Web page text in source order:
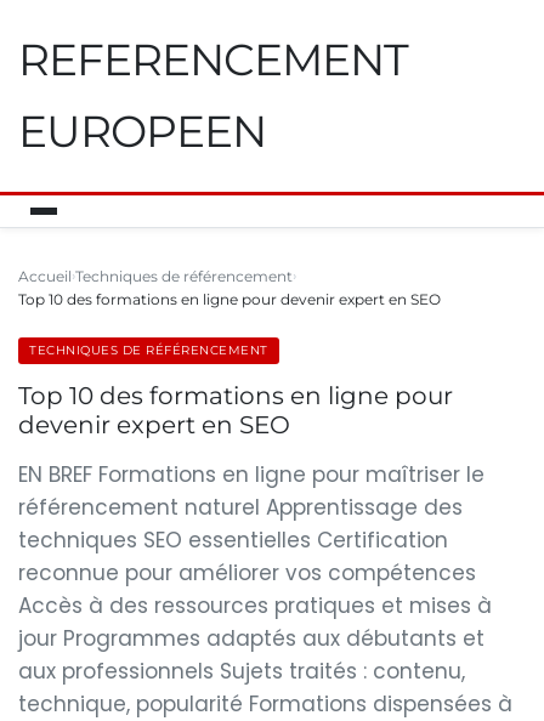
REFERENCEMENT
EUROPEEN
Accueil Techniques de référencement
Top 10 des formations en ligne pour devenir expert en SEO
TECHNIQUES DE RÉFÉRENCEMENT
Top 10 des formations en ligne pour
devenir expert en SEO
EN BREF Formations en ligne pour maîtriser le
référencement naturel Apprentissage des
techniques SEO essentielles Certification
reconnue pour améliorer vos compétences
Accès à des ressources pratiques et mises à
jour Programmes adaptés aux débutants et
aux professionnels Sujets traités : contenu,
technique, popularité Formations dispensées à